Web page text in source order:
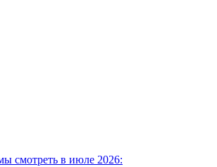
смотреть в июле 2026: